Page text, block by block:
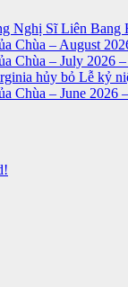
Nghị Sĩ Liên
Chùa – August
Chùa – July 2026
hủy bỏ Lễ kỷ
Chùa – June 2026